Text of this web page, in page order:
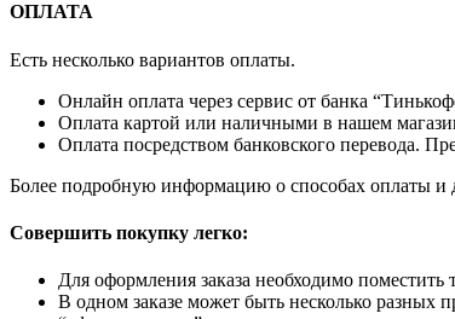
ОПЛАТА
Есть несколько вариантов оплаты.
Онлайн оплата через сервис от банка
Оплата картой или наличными в нашем
Оплата посредством банковского перевода.
Более подробную информацию о способах оплаты и
Совершить покупку легко:
Для оформления заказа необходимо поместить
В одном заказе может быть несколько разных